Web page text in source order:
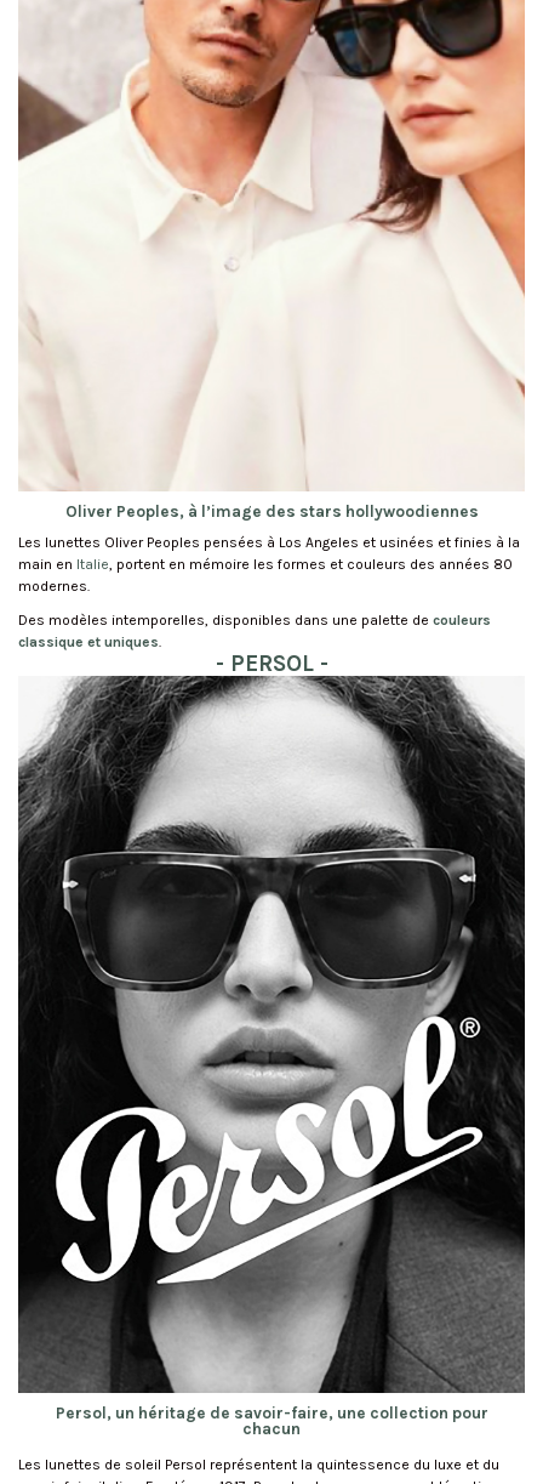
Oliver Peoples, à l’image des stars hollywoodiennes
Les lunettes Oliver Peoples pensées à Los Angeles et usinées et finies à la
main en Italie, portent en mémoire les formes et couleurs des années 80
modernes.
Des modèles intemporelles, disponibles dans une palette de couleurs
classique et uniques
- PERSOL -
Persol, un héritage de savoir-faire, une collection pour
chacun
Les lunettes de soleil Persol représentent la quintessence du luxe et du